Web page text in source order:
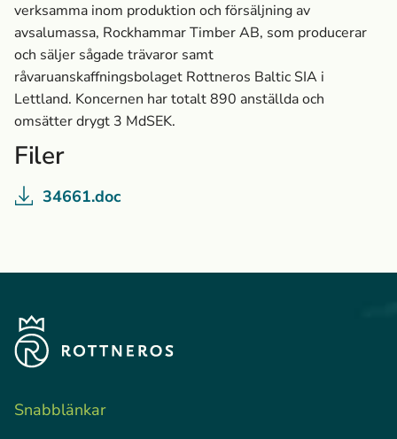
verksamma inom produktion och försäljning av
avsalumassa­, Rockhammar Timber AB, som producerar
och säljer sågade trävaror samt
råvaruanskaffningsbolaget Rottneros Baltic SIA i
Lettland. Koncernen har totalt 890 anställda och
omsätter drygt 3 MdSEK.
Filer
34661.doc
Snabblänkar